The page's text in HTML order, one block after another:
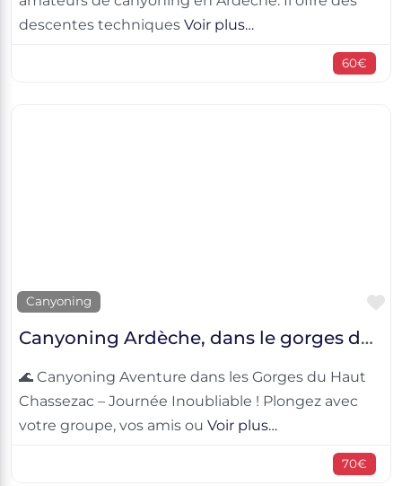
descentes techniques Voir plus…
60€
Canyoning
Canyoning Ardèche, dans le gorges du Haut Chassezac
🌊 Canyoning Aventure dans les Gorges du Haut
Chassezac – Journée Inoubliable ! Plongez avec
votre groupe, vos amis ou Voir plus…
70€